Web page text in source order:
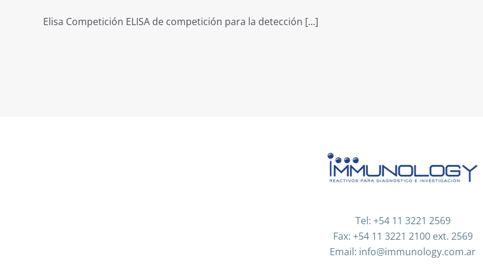
Elisa Competición ELISA de competición para la detección [...]
Tel: +54 11 3221 2569
Fax: +54 11 3221 2100 ext. 2569
Email: info@immunology.com.ar